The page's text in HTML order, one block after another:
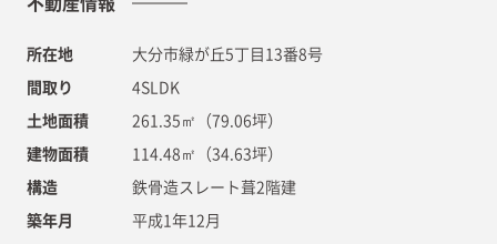
所在地 大分市緑が丘5丁目13番8号
間取り 4SLDK
土地面積 261.35㎡（79.06坪）
建物面積 114.48㎡（34.63坪）
構造 鉄骨造スレート葺2階建
築年月 平成1年12月